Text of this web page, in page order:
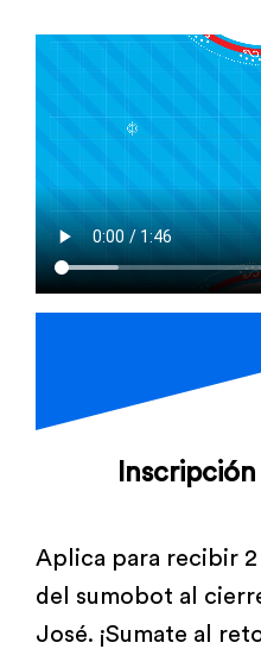
Aplica para recibir
del sumobot al
José. ¡Sumate al